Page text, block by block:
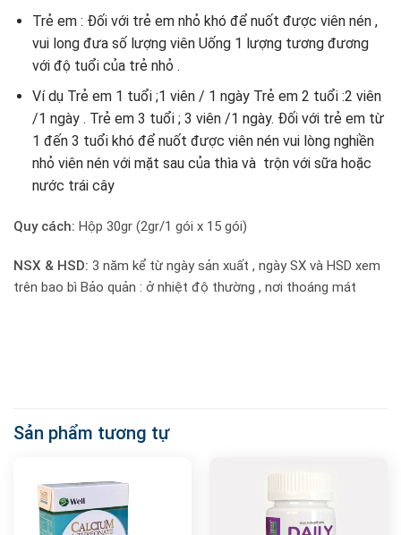
Trẻ em : Đối với trẻ em nhỏ khó để nuốt được viên nén ,
vui long đưa số lượng viên Uống 1 lượng tương đương
với độ tuổi của trẻ nhỏ .
Ví dụ Trẻ em 1 tuổi ;1 viên / 1 ngày Trẻ em 2 tuổi :2 viên
/1 ngày . Trẻ em 3 tuổi ; 3 viên /1 ngày. Đối với trẻ em từ
1 đến 3 tuổi khó để nuốt được viên nén vui lòng nghiền
nhỏ viên nén với mặt sau của thìa và trộn với sữa hoặc
nước trái cây
Quy cách: Hộp 30gr (2gr/1 gói x 15 gói)
NSX & HSD: 3 năm kể từ ngày sản xuất , ngày SX và HSD xem
trên bao bì Bảo quản : ở nhiệt độ thường , nơi thoáng mát
Sản phẩm tương tự